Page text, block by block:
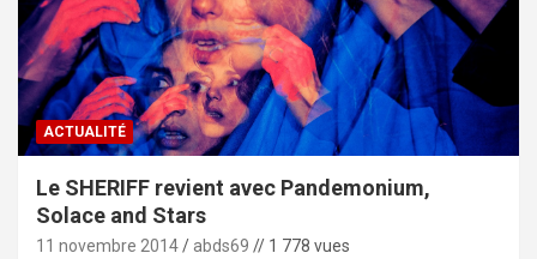
ACTUALITÉ
Le SHERIFF revient avec Pandemonium,
Solace and Stars
11 novembre 2014 abds69 // 1 778 vues